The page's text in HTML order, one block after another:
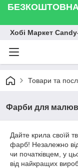
БЕЗКОШТОВНА
Хобі Маркет
Товари та
Фарби для
Дайте крила своїй
фарб! Незалежно
чи початківцем, у
від найкращих